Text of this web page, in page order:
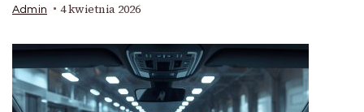
Admin 4 kwietnia 2026